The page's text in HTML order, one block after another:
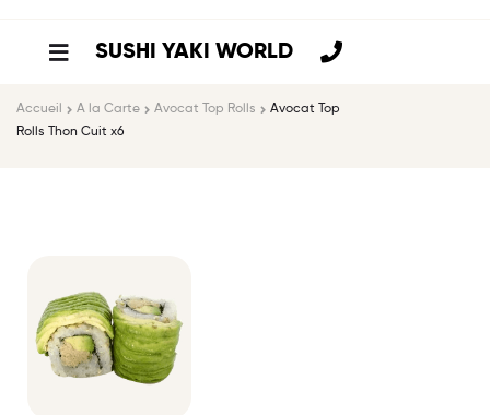
SUSHI YAKI WORLD
Accueil A la Carte Avocat Top Rolls
Avocat Top
Rolls Thon Cuit x6